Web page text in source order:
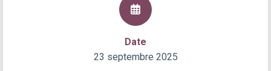
Date
23 septembre 2025